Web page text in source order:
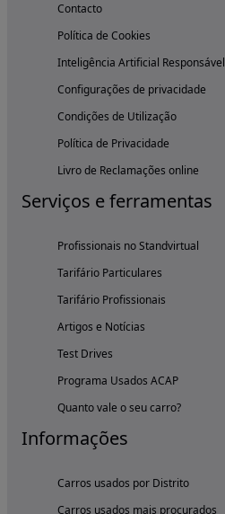
Contacto
Política de Cookies
Inteligência Artificial Responsável
Configurações de privacidade
Condições de Utilização
Política de Privacidade
Livro de Reclamações online
Serviços e ferramentas
Profissionais no Standvirtual
Tarifário Particulares
Tarifário Profissionais
Artigos e Notícias
Test Drives
Programa Usados ACAP
Quanto vale o seu carro?
Informações
Carros usados por Distrito
Carros usados mais procurados